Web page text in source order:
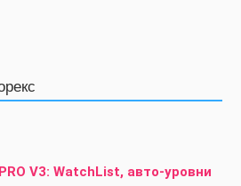
V3: WatchList, авто-уровни